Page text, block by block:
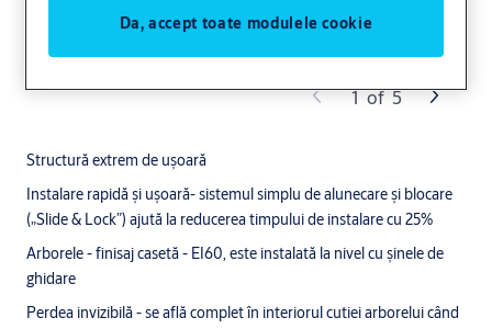
Structură extrem de ușoară
Instalare rapidă și ușoară- sistemul simplu de alunecare și blocare
(„Slide & Lock”) ajută la reducerea timpului de instalare cu 25%
Arborele - finisaj casetă - EI60, este instalată la nivel cu șinele de
ghidare
Perdea invizibilă - se află complet în interiorul cutiei arborelui când
1 of 5
Da, accept toate modulele cookie